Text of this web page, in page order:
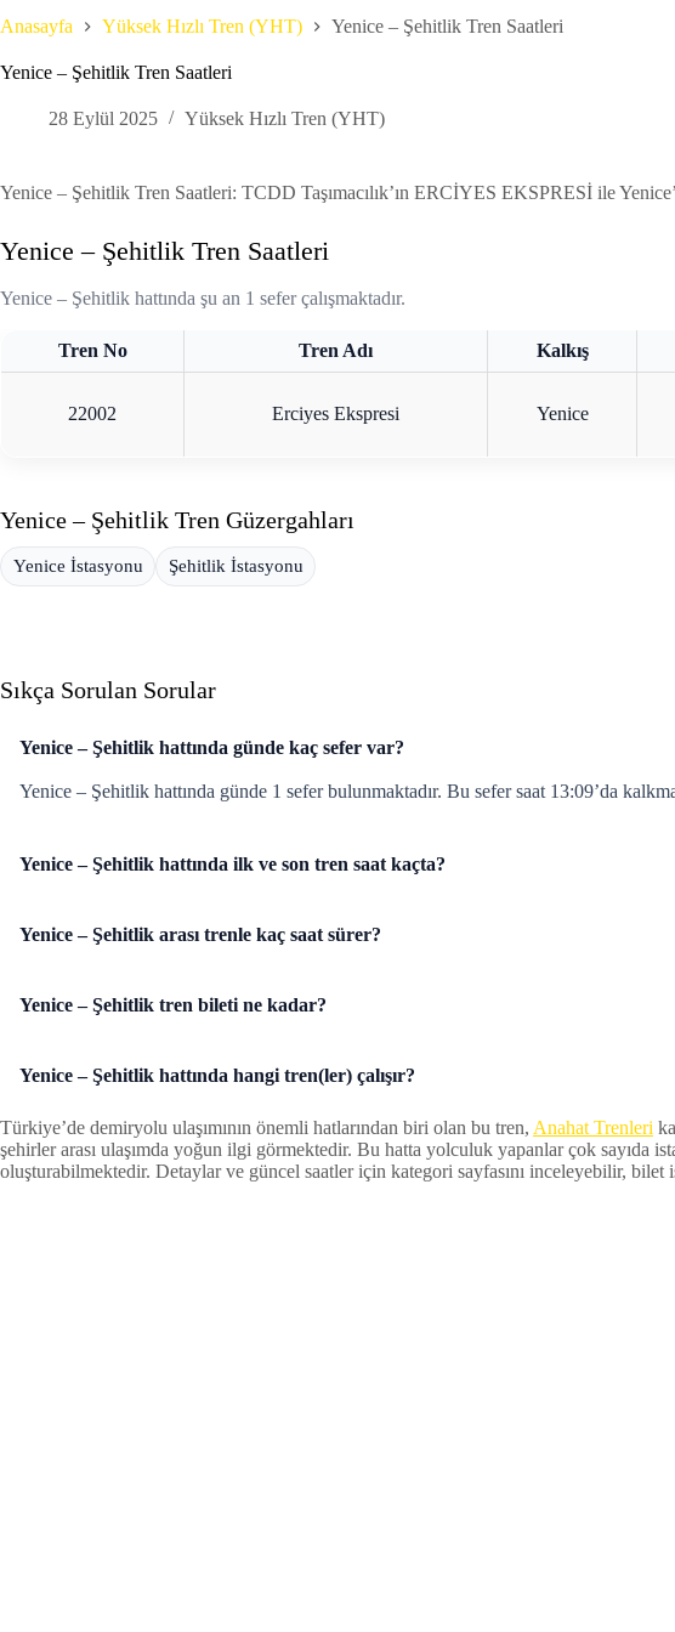
Anasayfa Yüksek Hızlı Tren (YHT) Yenice – Şehitlik Tren Saatleri
Yenice – Şehitlik Tren Saatleri
28 Eylül 2025 Yüksek Hızlı Tren (YHT)
Yenice – Şehitlik Tren Saatleri: TCDD Taşımacılık’ın ERCİYES EKSPRESİ ile
Yenice – Şehitlik Tren Saatleri
Yenice – Şehitlik hattında şu an 1 sefer çalışmaktadır.
Tren No Tren Adı Kalkış
22002 Erciyes Ekspresi Yenice
Yenice – Şehitlik Tren Güzergahları
Yenice İstasyonu Şehitlik İstasyonu
Sıkça Sorulan Sorular
Yenice – Şehitlik hattında günde kaç sefer var?
Yenice – Şehitlik hattında günde 1 sefer bulunmaktadır. Bu sefer saat 13:09’da
Yenice – Şehitlik hattında ilk ve son tren saat kaçta?
Yenice – Şehitlik arası trenle kaç saat sürer?
Yenice – Şehitlik tren bileti ne kadar?
Yenice – Şehitlik hattında hangi tren(ler) çalışır?
Türkiye’de demiryolu ulaşımının önemli hatlarından biri olan bu tren, Anahat Trenleri
şehirler arası ulaşımda yoğun ilgi görmektedir. Bu hatta yolculuk yapanlar çok sayıda
oluşturabilmektedir. Detaylar ve güncel saatler için kategori sayfasını inceleyebilir, bilet